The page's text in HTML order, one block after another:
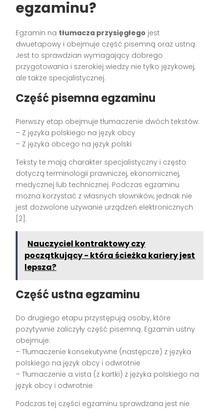
egzaminu?
Egzamin na tłumacza przysięgłego jest
dwuetapowy i obejmuje część pisemną oraz ustną.
Jest to sprawdzian wymagający dobrego
przygotowania i szerokiej wiedzy nie tylko językowej,
ale także specjalistycznej.
Część pisemna egzaminu
Pierwszy etap obejmuje tłumaczenie dwóch tekstów:
– Z języka polskiego na język obcy
– Z języka obcego na język polski
Teksty te mają charakter specjalistyczny i często
dotyczą terminologii prawniczej, ekonomicznej,
medycznej lub technicznej. Podczas egzaminu
można korzystać z własnych słowników, jednak nie
jest dozwolone używanie urządzeń elektronicznych
[2].
Nauczyciel kontraktowy czy
początkujący - która ścieżka kariery jest
lepsza?
Część ustna egzaminu
Do drugiego etapu przystępują osoby, które
pozytywnie zaliczyły część pisemną. Egzamin ustny
obejmuje:
– Tłumaczenie konsekutywne (następcze) z języka
polskiego na język obcy i odwrotnie
– Tłumaczenie a vista (z kartki) z języka polskiego na
język obcy i odwrotnie
Podczas tej części egzaminu sprawdzana jest nie